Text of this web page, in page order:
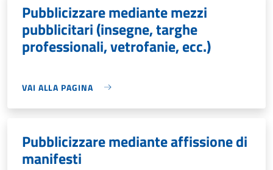
Pubblicizzare mediante mezzi
pubblicitari (insegne, targhe
professionali, vetrofanie, ecc.)
VAI ALLA PAGINA
Pubblicizzare mediante affissione di
manifesti